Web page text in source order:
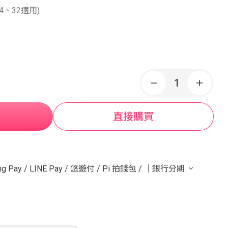
、32適用)
直接購買
Pay / LINE Pay / 悠遊付 / Pi 拍錢包 / ｜銀行分期